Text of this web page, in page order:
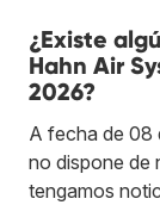
¿Existe
Hahn Air
2026?
A fecha de 08
no dispone de
tengamos